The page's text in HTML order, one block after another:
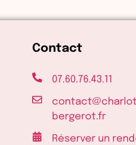
Contact
07.60.76.43.11
bergerot.fr
Réserver un